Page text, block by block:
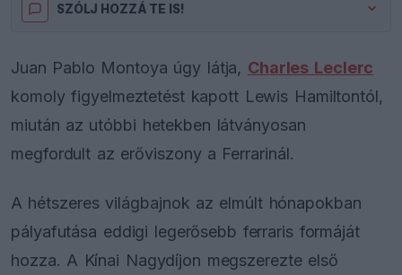
SZÓLJ HOZZÁ TE IS!
Juan Pablo Montoya úgy látja, Charles Leclerc
komoly figyelmeztetést kapott Lewis Hamiltontól,
miután az utóbbi hetekben látványosan
megfordult az erőviszony a Ferrarinál.
A hétszeres világbajnok az elmúlt hónapokban
pályafutása eddigi legerősebb ferraris formáját
hozza. A Kínai Nagydíjon megszerezte első